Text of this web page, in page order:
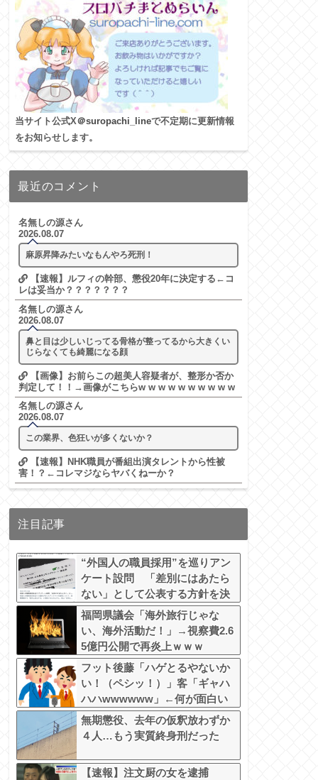
当サイト公式X＠suropachi_lineで不定期に更新情報
をお知らせします。
最近のコメント
名無しの源さん
2026.08.07
麻原昇降みたいなもんやろ死刑！
【速報】ルフィの幹部、懲役20年に決定する←コ
レは妥当か？？？？？？？
名無しの源さん
2026.08.07
鼻と目は少しいじってる骨格が整ってるから大きくい
じらなくても綺麗になる顔
【画像】お前らこの超美人容疑者が、整形か否か
判定して！！→画像がこちらw w w w w w w w w w
名無しの源さん
2026.08.07
この業界、色狂いが多くないか？
【速報】NHK職員が番組出演タレントから性被
害！？←コレマジならヤバくねーか？
注目記事
“外国人の職員採用”を巡りアン
ケート設問 「差別にはあたら
ない」として公表する方針を決
定 三重県
福岡県議会「海外旅行じゃな
い、海外活動だ！」→視察費2.6
5億円公開で再炎上ｗｗｗ
フット後藤「ハゲとるやないか
い！（ペシッ！）」客「ギャハ
ハハwwwwww」←何が面白い
の？
無期懲役、去年の仮釈放わずか
４人…もう実質終身刑だった
【速報】注文厨の女を逮捕